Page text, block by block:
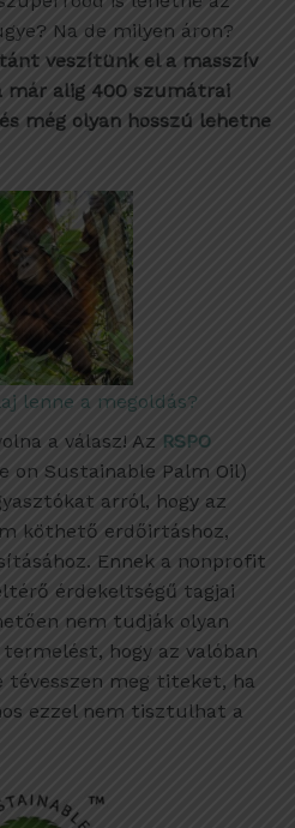
Na de milyen áron?
veszítünk el a masszív
alig 400 szumátrai
még olyan hosszú lehetne
lenne a megoldás?
a válasz! Az RSPO
on Sustainable Palm Oil)
arról, hogy az
köthető erdőirtáshoz,
Ennek a nonprofit
érdekeltségű tagjai
nem tudják olyan
hogy az valóban
meg titeket, ha
ezzel nem tisztulhat a